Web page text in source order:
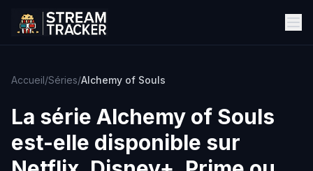
Accueil/Séries/Alchemy of Souls
La série Alchemy of Souls
est-elle disponible sur